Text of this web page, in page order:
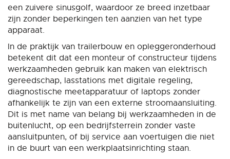
een zuivere sinusgolf, waardoor ze breed inzetbaar
zijn zonder beperkingen ten aanzien van het type
apparaat.
In de praktijk van trailerbouw en opleggeronderhoud
betekent dit dat een monteur of constructeur tijdens
werkzaamheden gebruik kan maken van elektrisch
gereedschap, lasstations met digitale regeling,
diagnostische meetapparatuur of laptops zonder
afhankelijk te zijn van een externe stroomaansluiting.
Dit is met name van belang bij werkzaamheden in de
buitenlucht, op een bedrijfsterrein zonder vaste
aansluitpunten, of bij service aan voertuigen die niet
in de buurt van een werkplaatsinrichting staan.